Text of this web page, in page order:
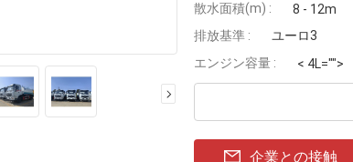
散水面積(m) :
8 - 12m
排放基準 :
ユーロ3
エンジン容量 :
< 4L="">
企業との接触